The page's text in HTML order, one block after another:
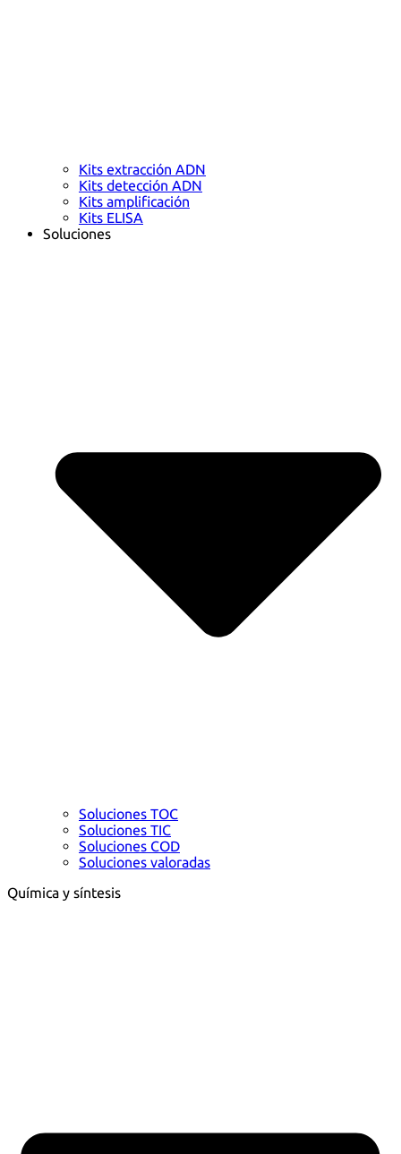
Kits extracción ADN
Kits detección ADN
Kits amplificación
Kits ELISA
Soluciones
Soluciones TOC
Soluciones TIC
Soluciones COD
Soluciones valoradas
Química y síntesis